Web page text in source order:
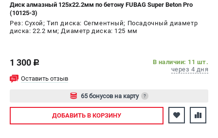
zakaz@fubagtorg.ru
Диск алмазный 125х22.2мм по бетону FUBAG Super Beton Pro
(10125-3)
Рез: Сухой; Тип диска: Сегментный; Посадочный диаметр
диска: 22.2 мм; Диаметр диска: 125 мм
1 300 c
В наличии: 11 шт.
через 4 дня
Оставить отзыв
65 бонусов на карту ?
Авторизуйтесь
ДОБАВИТЬ В КОРЗИНУ